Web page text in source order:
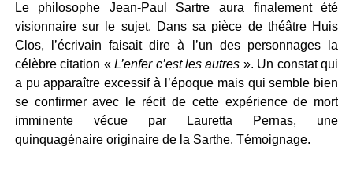
Le philosophe Jean-Paul Sartre aura finalement été
visionnaire sur le sujet. Dans sa pièce de théâtre Huis
Clos, l’écrivain faisait dire à l’un des personnages la
célèbre citation «L’enfer c’est les autres ». Un constat qui
a pu apparaître excessif à l’époque mais qui semble bien
se confirmer avec le récit de cette expérience de mort
imminente vécue par Lauretta Pernas, une
quinquagénaire originaire de la Sarthe. Témoignage.